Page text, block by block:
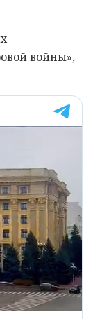
войны»,